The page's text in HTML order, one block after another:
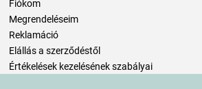
Fiókom
Megrendeléseim
Reklamáció
Elállás a szerződéstől
Értékelések kezelésének szabályai